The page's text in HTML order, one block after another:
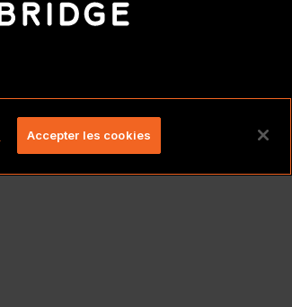
Accepter les cookies